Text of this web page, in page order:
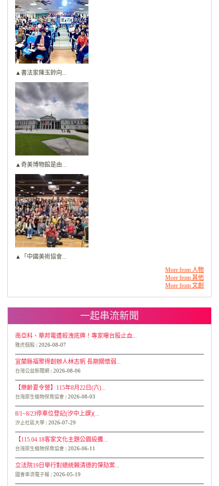
▲書法家陳玉鈴向...
▲奇美博物館是由...
▲「中國美術協會...
More from 人物
More from 其他
More from 文創
一起串流新聞
南亞科、華邦電遭殺洩底牌！專家曝台股止血...
雅虎個股 2026-08-07
宜蘭縣福聚得創辦人林志帆 長期關懷弱...
台灣公益新聞網 2026-08-06
【樂齡夏令營】115年8月22日(六)...
台灣原生植物保育協會 2026-08-03
8/1~8/23停車位登記(汐中上課)(...
汐止社區大學 2026-07-29
【115.04.18客家文化主題公園設攤...
台灣原生植物保育協會 2026-06-11
立法院19日舉行對總統賴清德的彈劾案...
國會串流電子報 2026-05-19